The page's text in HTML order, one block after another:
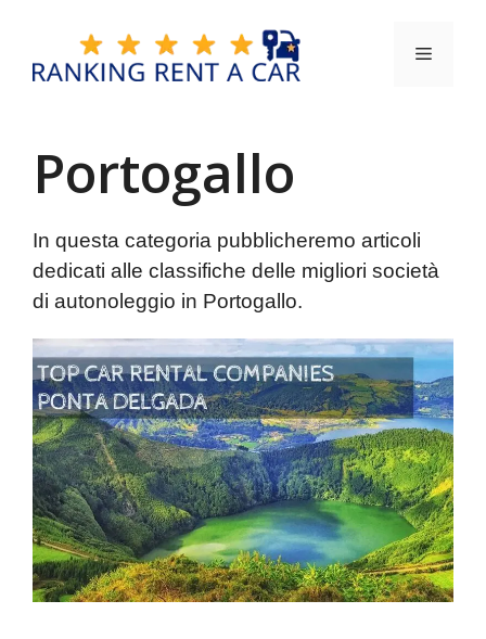
contenuto
Menu
Portogallo
In questa categoria pubblicheremo articoli
dedicati alle classifiche delle migliori società
di autonoleggio in Portogallo.